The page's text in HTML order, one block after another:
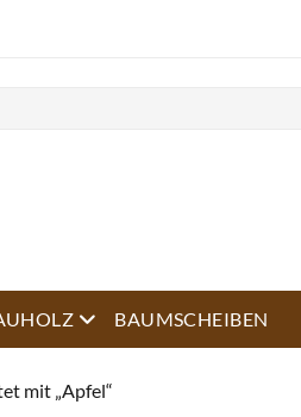
open menu
BAUMSCHEIBEN
mit „Apfel“